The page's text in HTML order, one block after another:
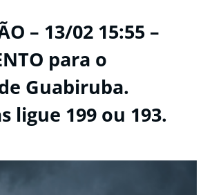
– 13/02 15:55 –
para o
Guabiruba.
ligue 199 ou 193.